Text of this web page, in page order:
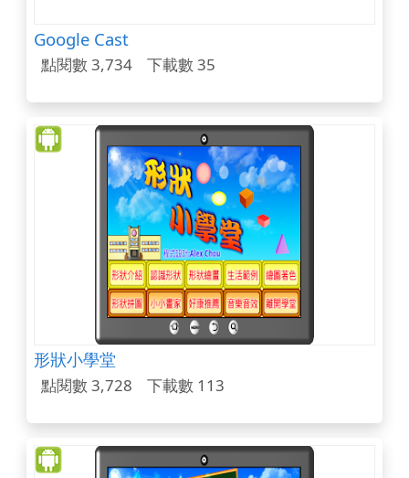
Google Cast
點閱數 3,734 下載數 35
形狀小學堂
點閱數 3,728 下載數 113